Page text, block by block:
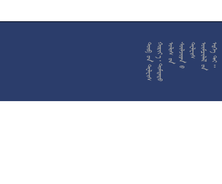










































































































